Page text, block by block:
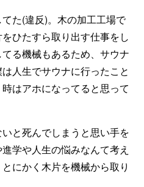
た(違反)。木の加工工場で
ひたすら取り出す仕事をし
る機械もあるため、サウナ
人生でサウナに行ったこと
はアホになってると思って
と死んでしまうと思い手を
学や人生の悩みなんて考え
にかく木片を機械から取り